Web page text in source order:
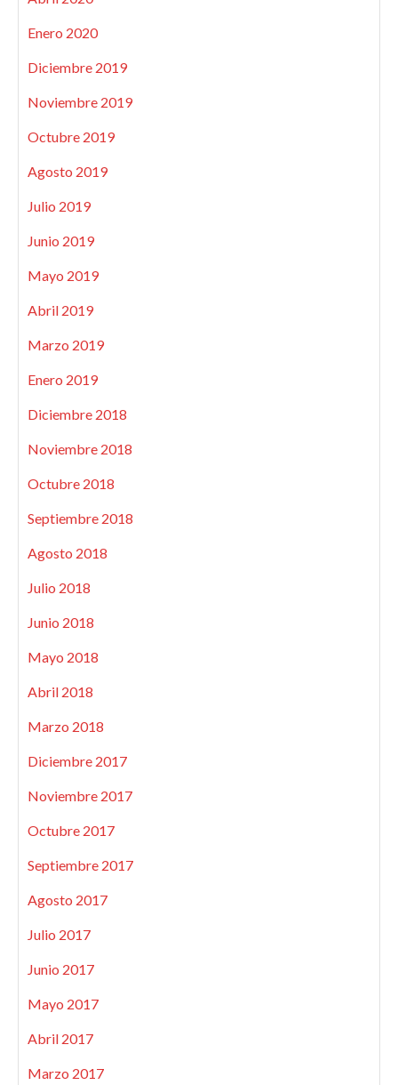
Enero 2020
Diciembre 2019
Noviembre 2019
Octubre 2019
Agosto 2019
Julio 2019
Junio 2019
Mayo 2019
Abril 2019
Marzo 2019
Enero 2019
Diciembre 2018
Noviembre 2018
Octubre 2018
Septiembre 2018
Agosto 2018
Julio 2018
Junio 2018
Mayo 2018
Abril 2018
Marzo 2018
Diciembre 2017
Noviembre 2017
Octubre 2017
Septiembre 2017
Agosto 2017
Julio 2017
Junio 2017
Mayo 2017
Abril 2017
Marzo 2017